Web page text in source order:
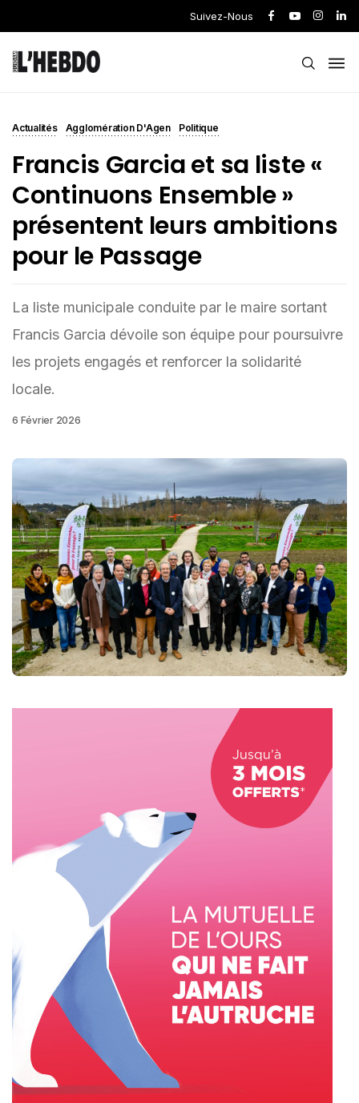
Suivez-Nous
Actualités Agglomération D'Agen Politique
Francis Garcia et sa liste «
Continuons Ensemble »
présentent leurs ambitions
pour le Passage
La liste municipale conduite par le maire sortant
Francis Garcia dévoile son équipe pour poursuivre
les projets engagés et renforcer la solidarité
locale.
6 Février 2026